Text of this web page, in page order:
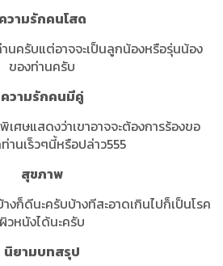
ความรักคนโสด
นครับแต่อาจจะเป็นลูกน้องหรือรุ่นน้อง
ของท่านครับ
ความรักคนมีคู่
เศษแสดงว่าเขาอาจจะต้องการร้องขอ
ท่านเร็วๆนี้หรือปล่าว555
สุขภาพ
างก็ดีนะครับบ้างทีสะอาดเกินไปก็เป็นโรค
ผิวหนังได้นะครับ
นิยามบทสรุป